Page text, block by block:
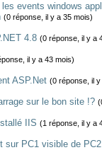
events windows
(0 réponse, il y a 35 mois)
4.8 (0 réponse, il y a
il y a 43 mois)
ASP.Net (0 réponse, il
sur le bon site !?
IIS (1 réponse, il y a
sur PC1 visible de